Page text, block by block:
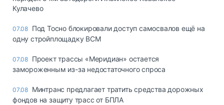
Кулачево
07.08 Под Тосно блокировали доступ самосвалов ещё на
одну стройплощадку ВСМ
07.08 Проект трассы «Меридиан» остается
замороженным из-за недостаточного спроса
07.08 Минтранс предлагает тратить средства дорожных
фондов на защиту трасс от БПЛА